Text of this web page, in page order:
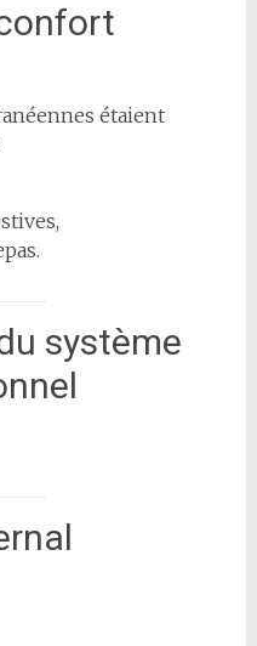
étaient
système